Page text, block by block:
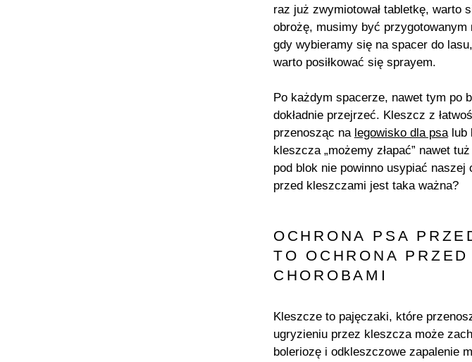
raz już zwymiotował tabletkę, warto
obrożę, musimy być
gdy wybieramy się na spacer do
warto posiłkować się sprayem.
Po każdym spacerze, nawet tym po
dokładnie przejrzeć. Kleszcz z
przenosząc na legowisko dla psalub
kleszcza „możemy złapać” nawet
pod blok nie powinno usypiać
przed kleszczami jest taka ważna?
OCHRONA PSA
TO OCHRONA
CHOROBAMI
Kleszcze to pajęczaki, które
ugryzieniu przez kleszcza może
boleriozę i odkleszczowe zapalenie